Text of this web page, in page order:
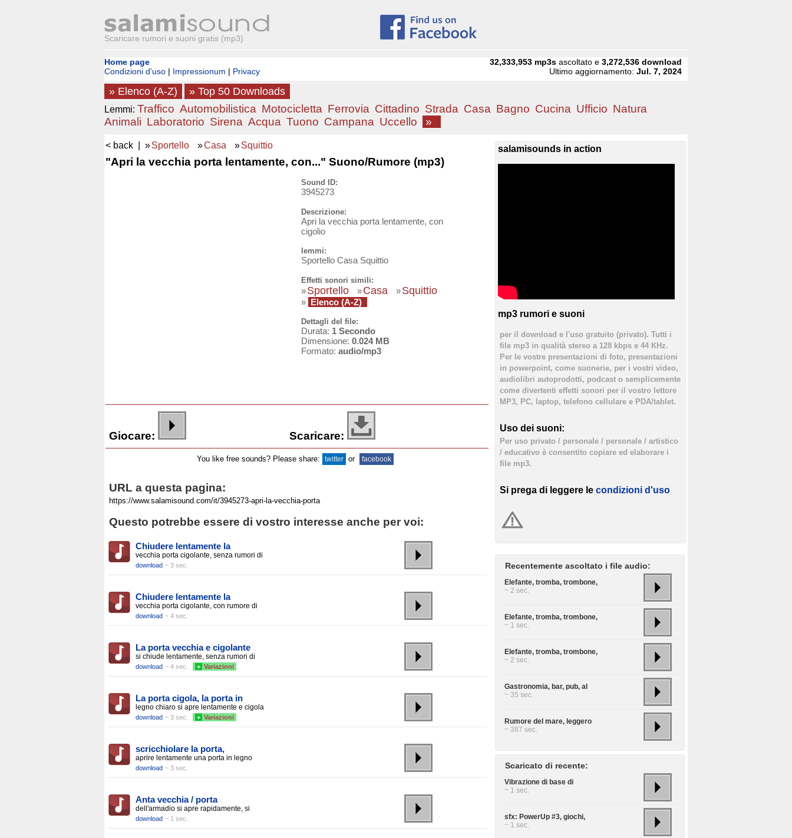
Scaricare rumori e suoni gratis (mp3)
Home page
Condizioni d'uso | Impressionum | Privacy
32,333,953 mp3s ascoltato e3,272,536 download
Ultimo aggiornamento:Jul. 7, 2024
» Elenco (A-Z) » Top 50 Downloads
Lemmi: Traffico Automobilistica Motocicletta Ferrovia Cittadino Strada Casa Bagno Cucina Ufficio Natura
Animali Laboratorio Sirena Acqua Tuono Campana Uccello »
< back | »Sportello »Casa »Squittio
"Apri la vecchia porta lentamente, con..." Suono/Rumore (mp3)
Sound ID:
3945273
Descrizione:
Apri la vecchia porta lentamente, con
cigolio
lemmi:
Sportello Casa Squittio
Effetti sonori simili:
»Sportello »Casa »Squittio
» Elenco (A-Z)
Dettagli del file:
Durata: 1 Secondo
Dimensione: 0.024 MB
Formato: audio/mp3
Giocare: Scaricare:
You like free sounds? Please share: twitter or facebook
URL a questa pagina:
Questo potrebbe essere di vostro interesse anche per voi:
Chiudere lentamente la
vecchia porta cigolante, senza rumori di
download ~ 3 sec.
Chiudere lentamente la
vecchia porta cigolante, con rumore di
download ~ 4 sec.
La porta vecchia e cigolante
si chiude lentamente, senza rumori di
download ~ 4 sec. + Variazioni
La porta cigola, la porta in
legno chiaro si apre lentamente e cigola
download ~ 3 sec. + Variazioni
scricchiolare la porta,
aprire lentamente una porta in legno
download ~ 3 sec.
Anta vecchia / porta
dell'armadio si apre rapidamente, si
download ~ 1 sec.
salamisounds in action
mp3 rumori e suoni
per il download e l'uso gratuito (privato). Tutti i
file mp3 in qualità stereo a 128 kbps e 44 KHz.
Per le vostre presentazioni di foto, presentazioni
in powerpoint, come suonerie, per i vostri video,
audiolibri autoprodotti, podcast o semplicemente
come divertenti effetti sonori per il vostro lettore
MP3, PC, laptop, telefono cellulare e PDA/tablet.
Uso dei suoni:
Per uso privato / personale / personale / artistico
/ educativo è consentito copiare ed elaborare i
file mp3.
Si prega di leggere le condizioni d'uso
Recentemente ascoltato i file audio:
Elefante, tromba, trombone,
~ 2 sec.
Elefante, tromba, trombone,
~ 1 sec.
Elefante, tromba, trombone,
~ 2 sec.
Gastronomia, bar, pub, al
~ 35 sec.
Rumore del mare, leggero
~ 387 sec.
Scaricato di recente:
Vibrazione di base di
~ 1 sec.
sfx: PowerUp #3, giochi,
~ 1 sec.